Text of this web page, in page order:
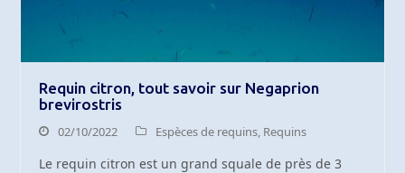
Requin citron, tout savoir sur Negaprion
brevirostris
02/10/2022 Espèces de requins, Requins
Le requin citron est un grand squale de près de 3